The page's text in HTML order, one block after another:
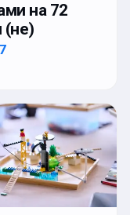
на 72
(не)